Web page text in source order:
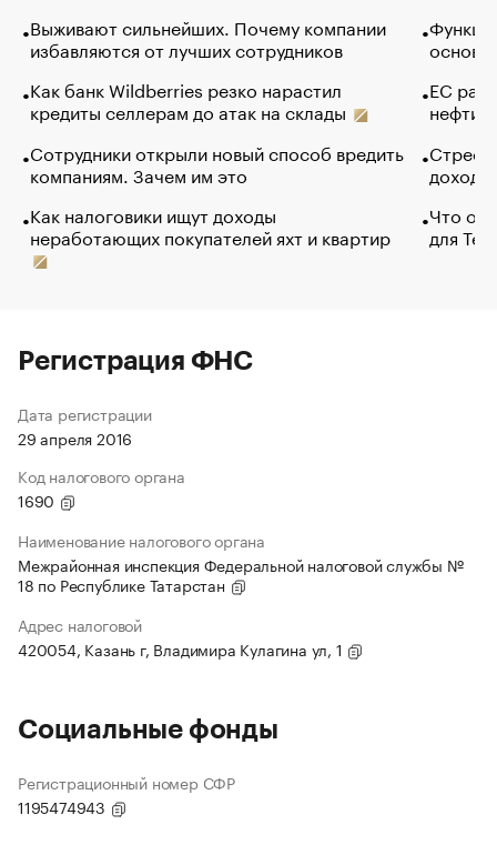
Выживают сильнейших. Почему компании
избавляются от лучших сотрудников
Как банк Wildberries резко нарастил
кредиты селлерам до атак на склады
Сотрудники открыли новый способ вредить
компаниям. Зачем им это
Как налоговики ищут доходы
неработающих покупателей яхт и квартир
основ
ЕС
нефти
Что
для
Регистрация ФНС
Дата регистрации
29 апреля 2016
Код налогового органа
1690
Наименование налогового органа
Межрайонная инспекция Федеральной налоговой службы №
18 по Республике Татарстан
Адрес налоговой
420054, Казань г, Владимира Кулагина ул, 1
Социальные фонды
Регистрационный номер СФР
1195474943